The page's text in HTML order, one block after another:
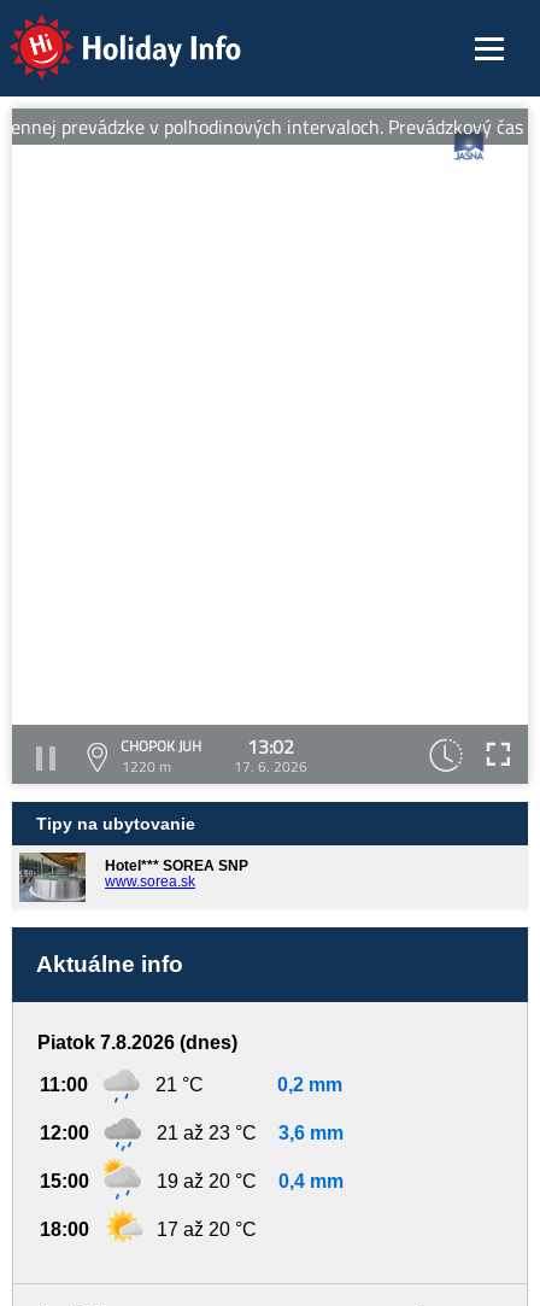
Holiday Info
prevádzke v polhodinových intervaloch. Prevádzkový čas
CHOPOK JUH
1220 m
13:02
17. 6. 2026
Tipy na ubytovanie
Hotel*** SOREA SNP
www.sorea.sk
Aktuálne info
Piatok 7.8.2026 (dnes)
11:00 21 °C 0,2 mm
12:00 21 až 23 °C 3,6 mm
15:00 19 až 20 °C 0,4 mm
18:00 17 až 20 °C